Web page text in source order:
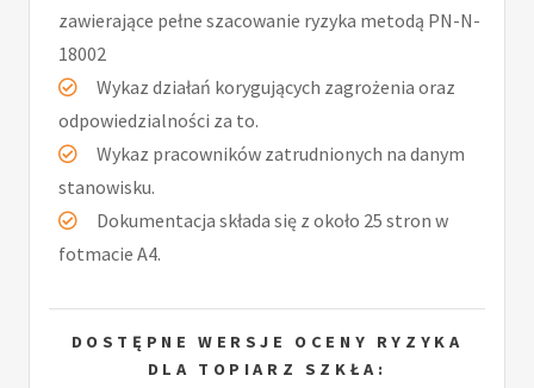
zawierające pełne szacowanie ryzyka metodą PN-N-
18002
Wykaz działań korygujących zagrożenia oraz
odpowiedzialności za to.
Wykaz pracowników zatrudnionych na danym
stanowisku.
Dokumentacja składa się z około 25 stron w
fotmacie A4.
DOSTĘPNE WERSJE OCENY RYZYKA
DLA TOPIARZ SZKŁA: